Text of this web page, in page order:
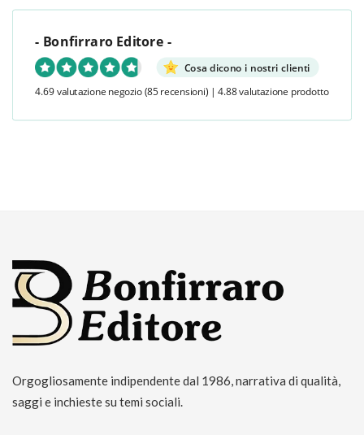
- Bonfirraro Editore -
Cosa dicono i nostri clienti
4.69 valutazione negozio (85 recensioni) | 4.88 valutazione prodotto
Orgogliosamente indipendente dal 1986, narrativa di qualità,
saggi e inchieste su temi sociali.